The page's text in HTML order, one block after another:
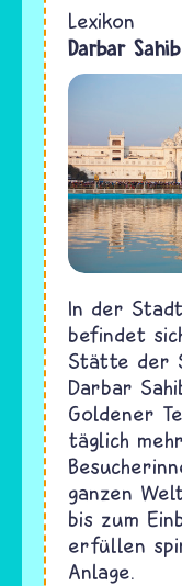
Lexikon
Darbar Sahib
In der
befindet
Stätte der
Darbar
Goldener
täglich
ganzen
bis zum
erfüllen
Anlage.